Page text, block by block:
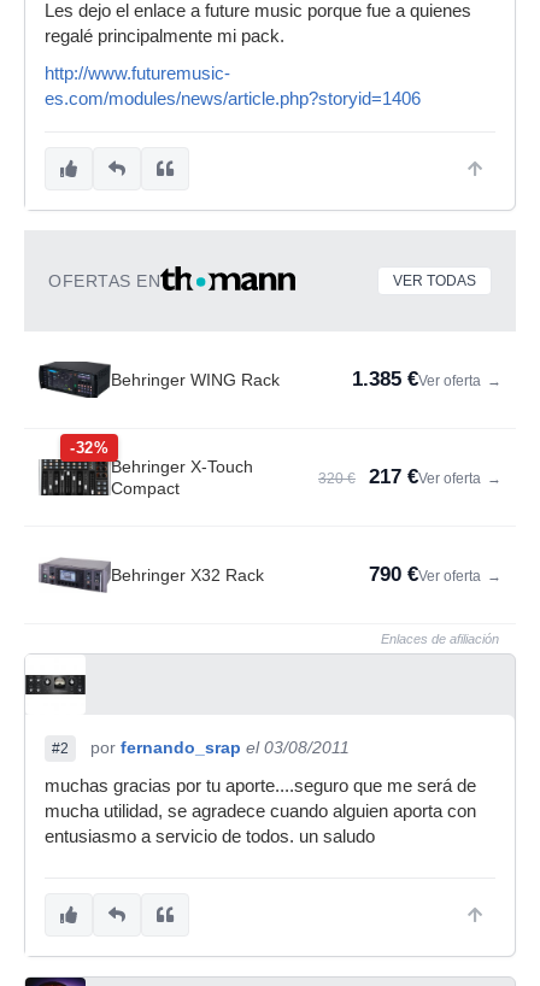
Les dejo el enlace a future music porque fue a quienes
regalé principalmente mi pack.
http://www.futuremusic-
es.com/modules/news/article.php?storyid=1406
OFERTAS EN VER TODAS
Behringer WING Rack 1.385 €Ver oferta →
-32%
Behringer X-Touch
Compact
320 € 217 €Ver oferta →
Behringer X32 Rack 790 €Ver oferta →
Enlaces de afiliación
#2 por fernando_srap el 03/08/2011
muchas gracias por tu aporte....seguro que me será de
mucha utilidad, se agradece cuando alguien aporta con
entusiasmo a servicio de todos. un saludo